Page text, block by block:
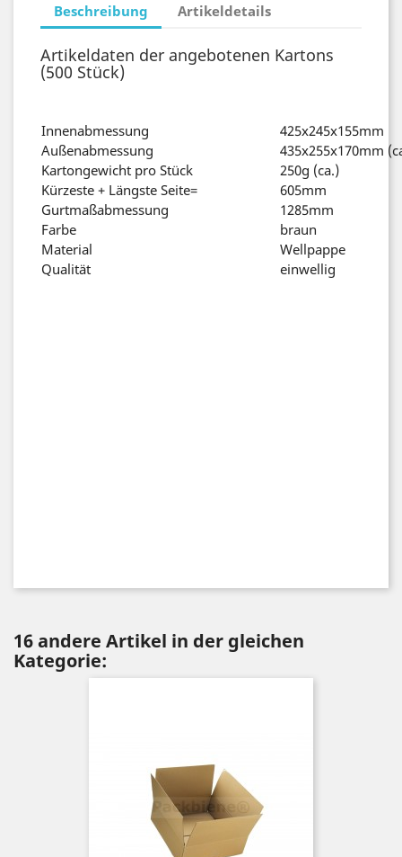
Beschreibung Artikeldetails
Artikeldaten der angebotenen Kartons
(500 Stück)
Innenabmessung
425x245x155mm
Außenabmessung
435x255x170mm
Kartongewicht pro Stück
250g (ca.)
Kürzeste + Längste Seite=
605mm
Gurtmaßabmessung
1285mm
Farbe
braun
Material
Wellpappe
Qualität
einwellig
16 andere Artikel in der gleichen
Kategorie: